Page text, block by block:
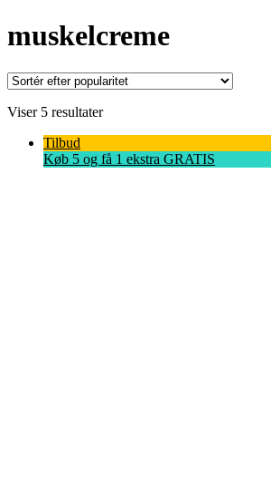
muskelcreme
Viser 5 resultaterSorteret
Tilbud
Køb 5 og få 1 ekstra GRATIS